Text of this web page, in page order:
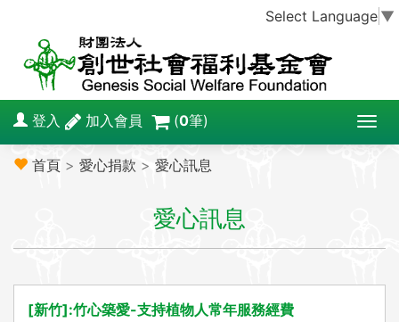
Select Language ▼
T
o
a
登入 加入會員 (0筆)
首頁 > 愛心捐款 > 愛心訊息
愛心訊息
[新竹]:竹心築愛-支持植物人常年服務經費